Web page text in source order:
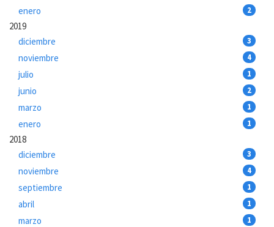
enero 2
2019
diciembre
3
noviembre 4
julio 1
junio 2
marzo 1
enero 1
2018
diciembre
3
noviembre 4
septiembre 1
abril 1
marzo 1